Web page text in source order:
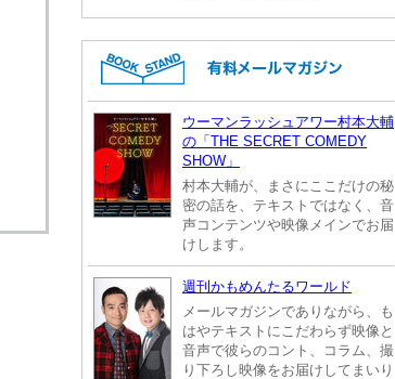
ウーマンラッシュアワー村本大輔
の「THE SECRET COMEDY
SHOW」
村本大輔が、まさにここだけの秘
密の話を、テキストではなく、音
声コンテンツや映像メインでお届
けします。
週刊かもめんたるワールド
メールマガジンでありながら、も
はやテキストにこだわらず映像と
音声で彼らのコント、コラム、撮
り下ろし映像をお届けしてまいり